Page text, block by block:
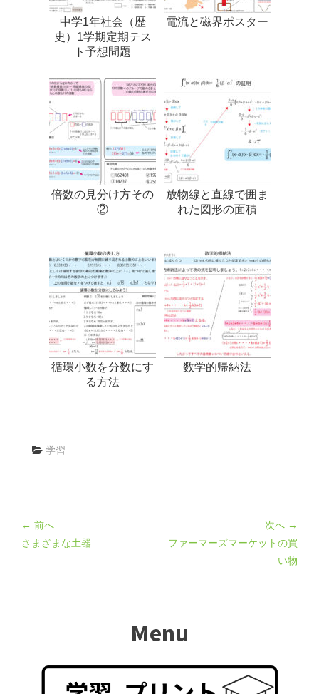
中学1年社会（歴
史）1学期定期テス
ト予想問題
電流と磁界ポスター
倍数の見分け方その
②
放物線と直線で囲ま
れた図形の面積
循環小数を分数にす
る方法
数学的帰納法
学習
← 前へ
さまざまな土器
次へ →
ファーマーズマーケットの買
い物
Menu